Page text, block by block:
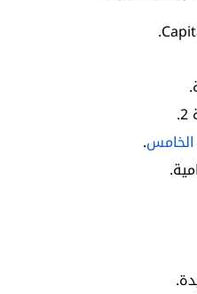
الخامس.